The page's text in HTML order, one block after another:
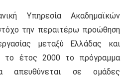
Υπηρεσία Ακαδημαϊκών
την περαιτέρω προώθηση
μεταξύ Ελλάδας και
το έτος 2000 το πρόγραμμα
απευθύνεται σε ομάδες